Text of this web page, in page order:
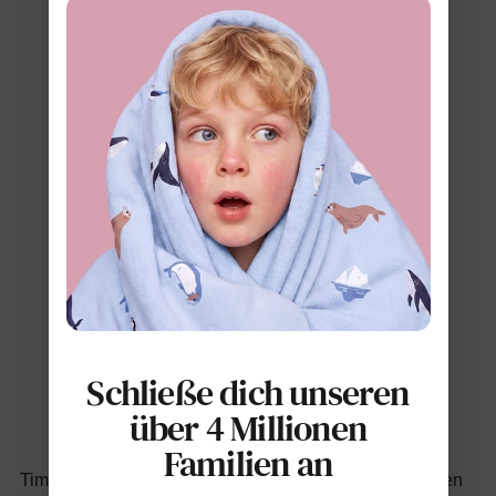
Tim, ein bücherliebender Junge, besuchte an Halloween
Schließe dich unseren
über 4 Millionen
Familien an